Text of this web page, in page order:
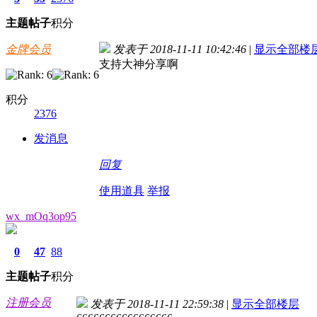
主题帖子积分
金牌会员
积分
2376
发消息
发表于 2018-11-11 10:42:46 | 显示全部楼
支持大神分享啊
回复
使用道具 举报
wx_mOq3op95
0
主题
47
帖子
88
积分
注册会员 发表于 2018-11-11 22:59:38 | 显示全部楼层